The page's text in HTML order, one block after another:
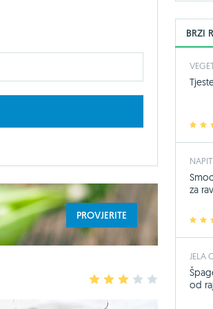
PROVJERITE
2 3 4
BRZI
2
2
za
JELA
od